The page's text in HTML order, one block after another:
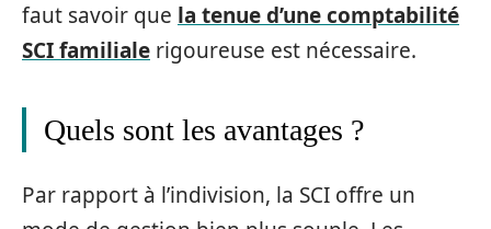
faut savoir que la tenue d’une comptabilité
SCI familiale rigoureuse est nécessaire.
Quels sont les avantages ?
Par rapport à l’indivision, la SCI offre un